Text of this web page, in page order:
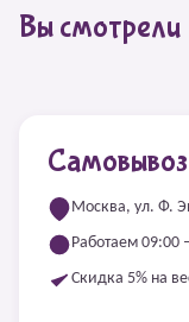
Вы смотрели
Самовывоз
Москва, ул. Ф.
Работаем 09:00
Скидка 5% на